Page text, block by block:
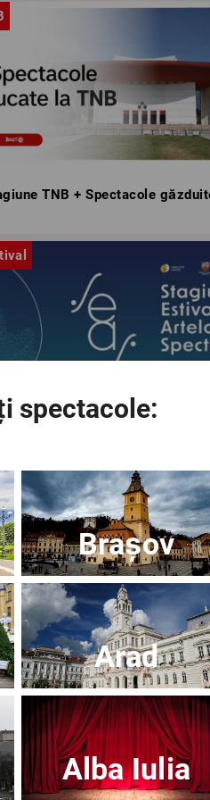
TNB + Spectacole
Estivală a Artelor
Film & Arts Festival
spectacole:
Brașov
Arad
Alba Iulia